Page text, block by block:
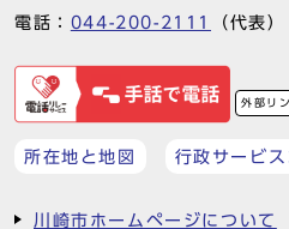
電話： 044-200-2111 （代表）
外部リ
所在地と地図 行政サービ
川崎市ホームページについて